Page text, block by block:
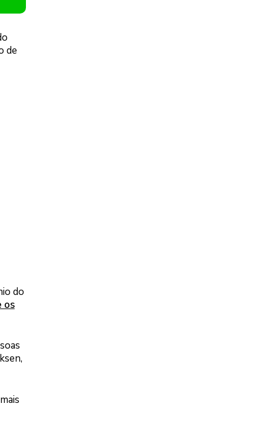
de
do
os